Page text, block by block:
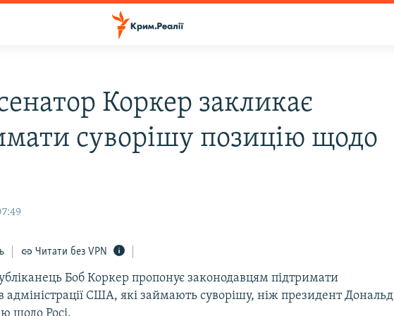
Коркер закликає
суворішу позицію щодо
Читати без VPN
Боб Коркер пропонує законодавцям підтримати
адміністрації США, які займають суворішу, ніж президент Дональд